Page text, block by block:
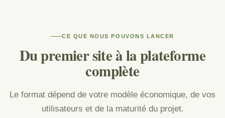
CE QUE NOUS POUVONS LANCER
Du premier site à la plateforme
complète
Le format dépend de votre modèle économique, de vos
utilisateurs et de la maturité du projet.